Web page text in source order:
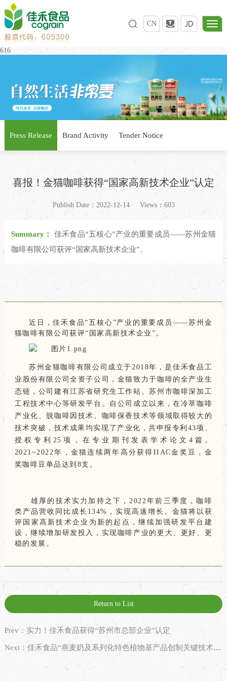
CN
616
Press Release Brand Activity Tender Notice
喜报！金猫咖啡获得“国家高新技术企业”认定
Publish Date：2022-12-14 Views：603
Summary：
佳禾食品“五核心”产业的重要成员——苏州金猫
咖啡有限公司获评“国家高新技术企业”。
近日，佳禾食品“五核心”产业的重要成员——苏州金
猫咖啡有限公司获评“国家高新技术企业”。
苏州金猫咖啡有限公司成立于2018年，是佳禾食品工
业股份有限公司全资子公司，金猫致力于咖啡的全产业生
态链，公司建有江苏省研究生工作站、苏州市咖啡深加工
工程技术中心等研发平台。自公司成立以来，在冷萃咖啡
产业化、脱咖啡因技术、咖啡保香技术等领域取得较大的
技术突破，技术成果均实现了产业化，共申报专利43项、
授权专利25项，在专业期刊发表学术论文4篇。
2021~2022年，金猫连续两年高分获得IIAC金奖豆，金
奖咖啡豆单品达到8支。
雄厚的技术实力加持之下，2022年前三季度，咖啡
类产品营收同比成长134%，实现高速增长。金猫将以获
评国家高新技术企业为新的起点，继续加强研发平台建
设，继续增加研发投入，实现咖啡产业的更大、更好、更
稳的发展。
Return to List
Prev：实力！佳禾食品获得“苏州市总部企业”认定
Next：佳禾食品“燕麦奶及系列化特色植物基产品创制关键技术研究”项目立项